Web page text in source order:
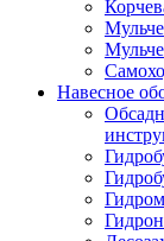
Навесное